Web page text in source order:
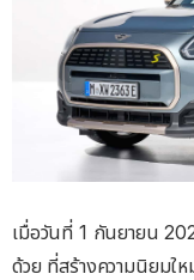
เมื่อวันที่ 1 กันยายน
ด้วย ที่สร้างความนิยมใ